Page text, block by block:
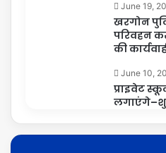
June 19,
खरगोन
परिवहन
की
June 10,
प्राइवेट